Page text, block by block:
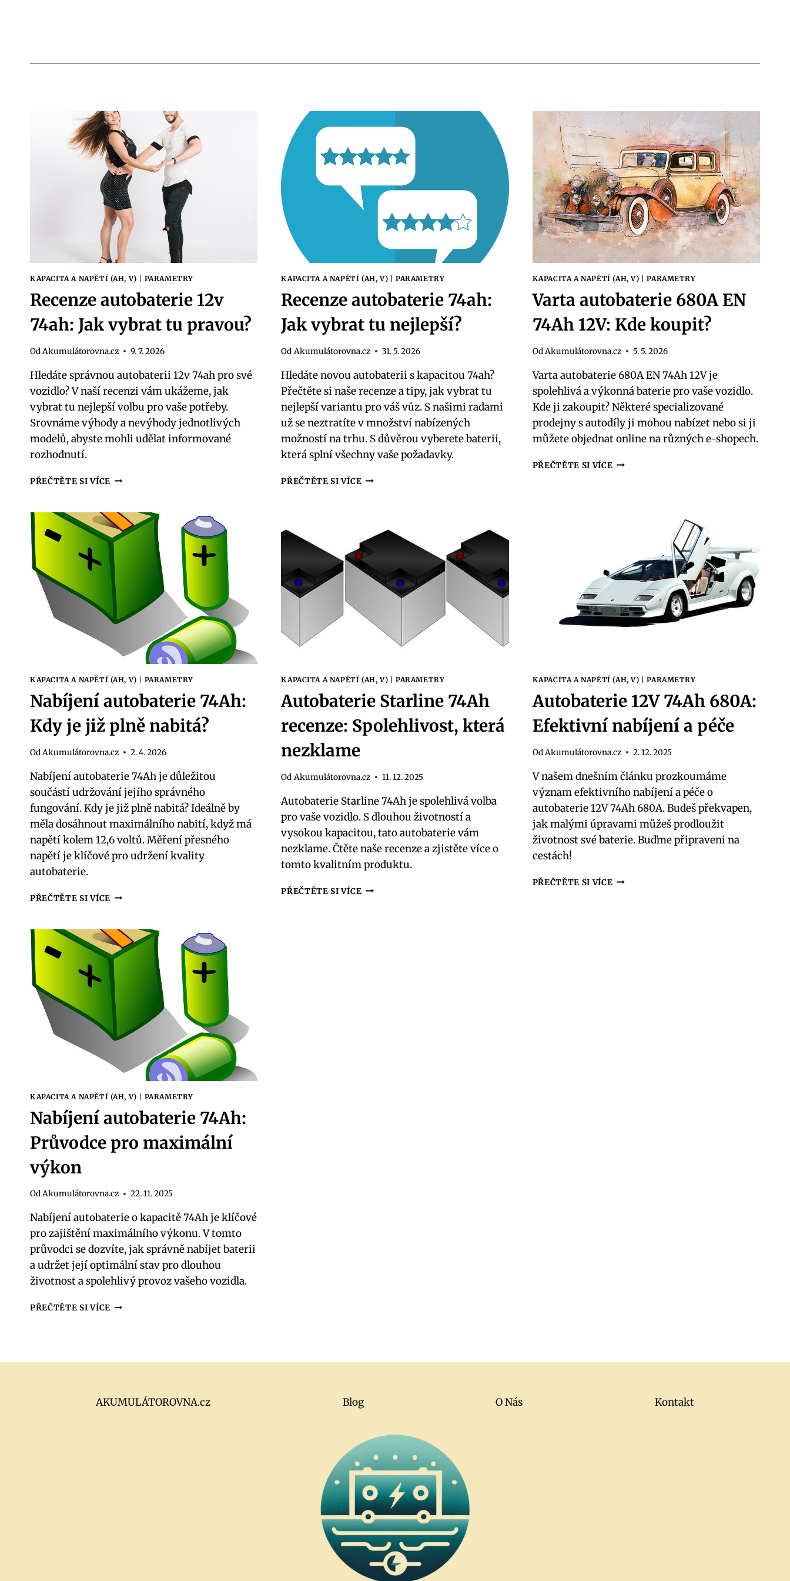
KAPACITA A NAPĚTÍ (AH, V) PARAMETRY
Recenze autobaterie 12v
74ah: Jak vybrat tu pravou?
OdAkumulátorovna.cz 9. 7. 2026
Hledáte správnou autobaterii 12v 74ah pro své
vozidlo? V naší recenzi vám ukážeme, jak
vybrat tu nejlepší volbu pro vaše potřeby.
Srovnáme výhody a nevýhody jednotlivých
modelů, abyste mohli udělat informované
rozhodnutí.
PŘEČTĚTE SI VÍCE RECENZE
74AH:
JAK
VYBRAT
PRAVOU?
KAPACITA A NAPĚTÍ (AH, V) PARAMETRY
Recenze autobaterie 74ah:
Jak vybrat tu nejlepší?
Od Akumulátorovna.cz 31. 5. 2026
Hledáte novou autobaterii s kapacitou 74ah?
Přečtěte si naše recenze a tipy, jak vybrat tu
nejlepší variantu pro váš vůz. S našimi radami
už se neztratíte v množství nabízených
možností na trhu. S důvěrou vyberete baterii,
která splní všechny vaše požadavky.
PŘEČTĚTE SI VÍCE RECENZE
VYBRAT
TU
NEJLEPŠÍ?
KAPACITA A NAPĚTÍ (AH, V) |PARAMETRY
Varta autobaterie 680A EN
74Ah 12V: Kde koupit?
OdAkumulátorovna.cz 5. 5. 2026
Varta autobaterie 680A EN 74Ah 12V je
spolehlivá a výkonná baterie pro vaše vozidlo.
Kde ji zakoupit? Některé specializované
prodejny s autodíly ji mohou nabízet nebo si ji
můžete objednat online na různých e-shopech.
PŘEČTĚTE SI VÍCE VARTA
KAPACITA A NAPĚTÍ (AH, V) PARAMETRY
Nabíjení autobaterie 74Ah:
Kdy je již plně nabitá?
OdAkumulátorovna.cz 2. 4. 2026
Nabíjení autobaterie 74Ah je důležitou
součástí udržování jejího správného
fungování. Kdy je již plně nabitá? Ideálně by
měla dosáhnout maximálního nabití, když má
napětí kolem 12,6 voltů. Měření přesného
napětí je klíčové pro udržení kvality
autobaterie.
PŘEČTĚTE SI VÍCE NABÍJENÍ
KDY
JE
JIŽ
NABITÁ?
KAPACITA A NAPĚTÍ (AH, V) PARAMETRY
Autobaterie Starline 74Ah
recenze: Spolehlivost, která
nezklame
Od Akumulátorovna.cz 11. 12. 2025
Autobaterie Starline 74Ah je spolehlivá volba
pro vaše vozidlo. S dlouhou životností a
vysokou kapacitou, tato autobaterie vám
nezklame. Čtěte naše recenze a zjistěte více o
tomto kvalitním produktu.
PŘEČTĚTE SI VÍCE AUTOBATERIE
KAPACITA A NAPĚTÍ (AH, V) |PARAMETRY
Autobaterie 12V 74Ah 680A:
Efektivní nabíjení a péče
OdAkumulátorovna.cz 2. 12. 2025
V našem dnešním článku prozkoumáme
význam efektivního nabíjení a péče o
autobaterie 12V 74Ah 680A. Budeš překvapen,
jak malými úpravami můžeš prodloužit
životnost své baterie. Buďme připraveni na
cestách!
PŘEČTĚTE SI VÍCE AUTOBATERIE
KAPACITA A NAPĚTÍ (AH, V) | PARAMETRY
Nabíjení autobaterie 74Ah:
Průvodce pro maximální
výkon
OdAkumulátorovna.cz 22. 11. 2025
Nabíjení autobaterie o kapacitě 74Ah je klíčové
pro zajištění maximálního výkonu. V tomto
průvodci se dozvíte, jak správně nabíjet baterii
a udržet její optimální stav pro dlouhou
životnost a spolehlivý provoz vašeho vozidla.
PŘEČTĚTE SI VÍCE NABÍJENÍ
AKUMULÁTOROVNA.cz Blog O Nás Kontakt